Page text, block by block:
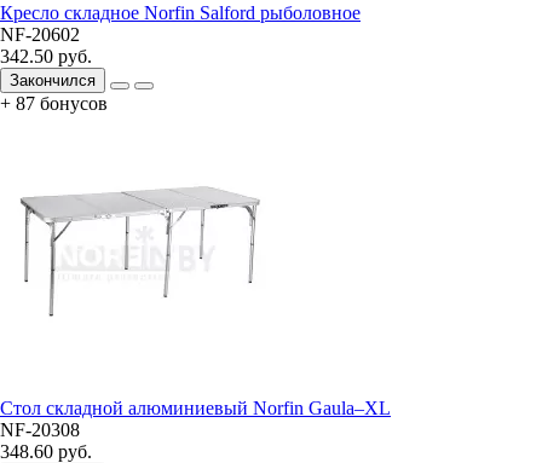
Кресло складное Norfin Salford рыболовное
NF-20602
342.50 руб.
Закончился
+ 87 бонусов
Стол складной алюминиевый Norfin Gaula–XL
NF-20308
348.60 руб.